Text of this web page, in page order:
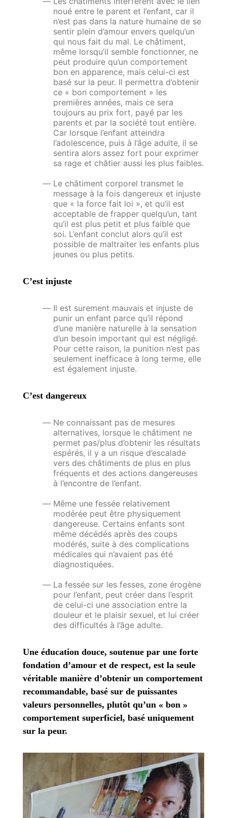
noué entre le parent et l’enfant, car il
n’est pas dans la nature humaine de se
sentir plein d’amour envers quelqu’un
qui nous fait du mal. Le châtiment,
même lorsqu’il semble fonctionner, ne
peut produire qu’un comportement
bon en apparence, maiscelui-ci est
basé sur la peur. Il permettra d’obtenir
ce « bon comportement » les
premières années, mais ce sera
toujours au prix fort, payé par les
parents et par la société tout entière.
Car lorsque l’enfant atteindra
l’adolescence, puis à l’âge adulte, il se
sentira alors assez fort pour exprimer
sa rage et châtier aussi les plus faibles.
Le châtiment corporel transmet le
message à la fois dangereux et injuste
que « la force fait loi », et qu’il est
acceptable de frapper quelqu’un, tant
qu’il est plus petit et plus faible que
soi. L’enfant conclut alors qu’il est
possible de maltraiter les enfants plus
jeunes ou plus petits.
C’est injuste
Il est surement mauvais et injuste de
punir un enfant parce qu’il répond
d’une manière naturelle à la sensation
d’un besoin important qui est négligé.
Pour cette raison, la punition n’est pas
seulement inefficace à long terme, elle
est également injuste.
C’est dangereux
Ne connaissant pas de mesures
alternatives, lorsque le châtiment ne
permet pas/plus d’obtenir les résultats
espérés, il y a un risque d’escalade
vers des châtiments de plus en plus
fréquents et des actions dangereuses
à l’encontre de l’enfant.
Même une fessée relativement
modérée peut être physiquement
dangereuse. Certains enfants sont
même décédés après des coups
modérés, suite à des complications
médicales qui n’avaient pas été
diagnostiquées.
La fessée sur les fesses, zone érogène
pour l’enfant, peut créer dans l’esprit
de celui-ci une association entre la
douleur et le plaisir sexuel, et lui créer
des difficultés à l’âge adulte.
Une éducation douce, soutenue par une forte
fondation d’amour et de respect, est la seule
véritable manière d’obtenir un comportement
recommandable, basé sur de puissantes
valeurs personnelles, plutôt qu’un « bon »
comportement superficiel, basé uniquement
sur la peur.